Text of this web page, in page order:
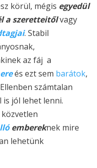
körül, mégis egyedül
a szeretteitőlvagy
. Stabil
az fáj a
és ezt sem barátok,
számtalan
jól lehet lenni.
embereknek mire
lehetünk